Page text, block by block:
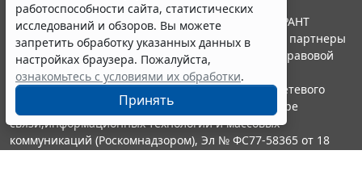
работоспособности сайта, статистических
исследований и обзоров. Вы можете
запретить обработку указанных данных в
настройках браузера. Пожалуйста,
ознакомьтесь с условиями их обработки.
Принять
© ООО "НПП "ГАРАНТ-СЕРВИС", 2026. Система ГАРАНТ
выпускается с 1990 года. Компания "Гарант" и ее партнеры
являются участниками Российской ассоциации правовой
информации ГАРАНТ.
Портал ГАРАНТ.РУ зарегистрирован в качестве сетевого
издания Федеральной службой по надзору в сфере
связи,информационных технологий и массовых
коммуникаций (Роскомнадзором), Эл № ФС77-58365 от 18